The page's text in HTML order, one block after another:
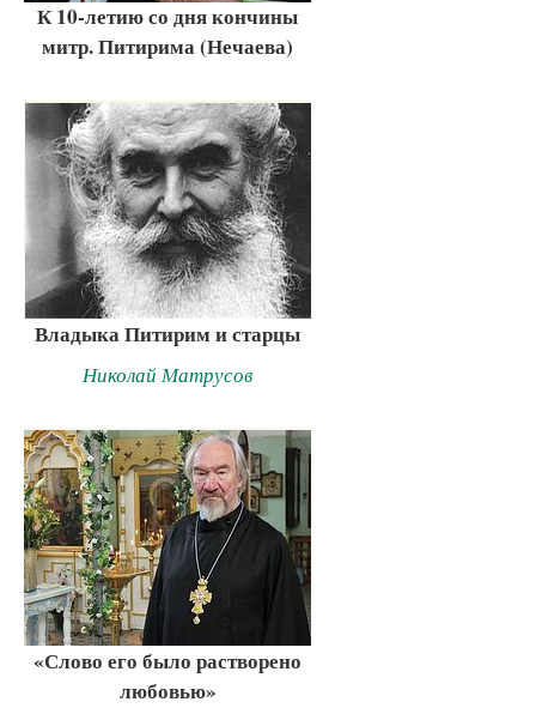
К 10-летию со дня кончины
митр. Питирима (Нечаева)
Владыка Питирим и старцы
Николай Матрусов
«Слово его было растворено
любовью»